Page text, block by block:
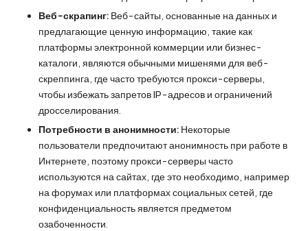
е
Веб-скрапинг: Веб-сайты, основанные на данных и
предлагающие ценную информацию, такие как
платформы электронной коммерции или бизнес-
каталоги, являются обычными мишенями для веб-
скреппинга, где часто требуются прокси-серверы,
чтобы избежать запретов IP-адресов и ограничений
дросселирования.
Потребности в анонимности: Некоторые
пользователи предпочитают анонимность при работе в
Интернете, поэтому прокси-серверы часто
используются на сайтах, где это необходимо, например
на форумах или платформах социальных сетей, где
конфиденциальность является предметом
озабоченности.